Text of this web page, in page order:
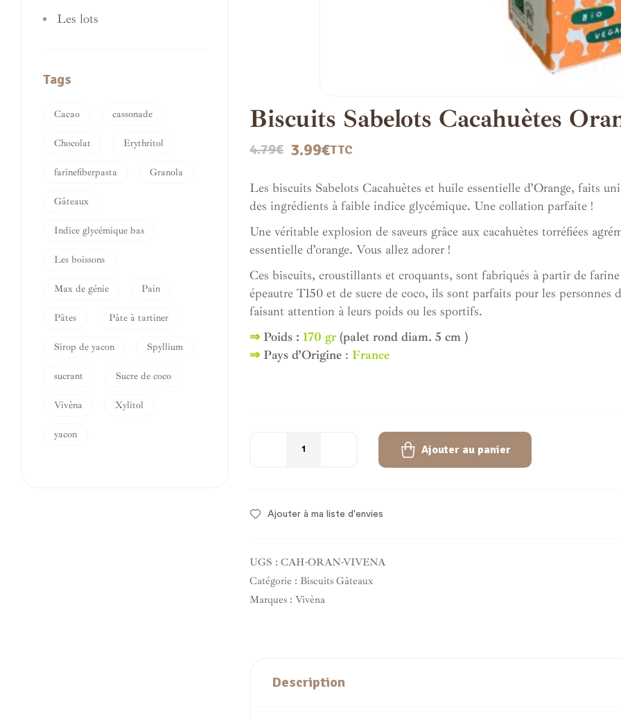
Biscuits Sabelots Cacahuètes
4.79€ 3.99€TTC
Les biscuits Sabelots Cacahuètes et huile essentielle d’Orange, faits
des ingrédients à faible indice glycémique. Une collation parfaite !
Une véritable explosion de saveurs grâce aux cacahuètes torréfiées
essentielle d’orange. Vous allez adorer !
Ces biscuits, croustillants et croquants, sont fabriqués à partir de
épeautre T150 et de sucre de coco, ils sont parfaits pour les personnes
faisant attention à leurs poids ou les sportifs.
⇒ Poids : 170 gr (palet rond diam. 5 cm )
⇒ Pays d’Origine : France
Ajouter au panier
Ajouter à ma liste d'envies
UGS : CAH-ORAN-VIVENA
Catégorie : Biscuits Gâteaux
Marques : Vivèna
Description
Les lots
Tags
Cacao cassonade
Chocolat Erythritol
farinefiberpasta Granola
Gâteaux
Indice glycémique bas
Les boissons
Max de génie Pain
Pâtes Pâte à tartiner
Sirop de yacon Spyllium
sucrant Sucre de coco
Vivèna Xylitol
yacon